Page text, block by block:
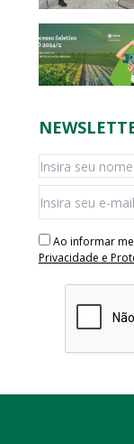
Ao informar
Privacidade e